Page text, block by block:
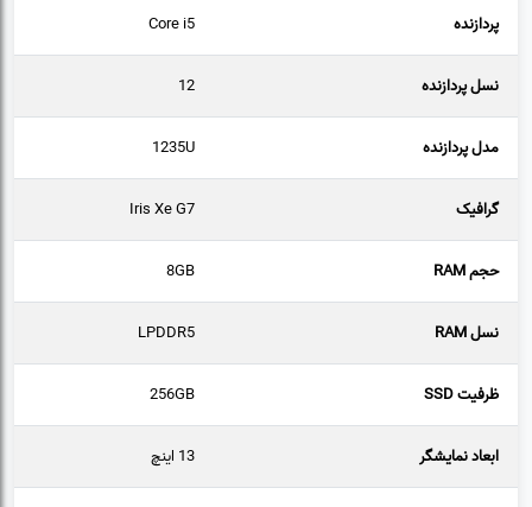
پردازنده Core i5
نسل پردازنده 12
مدل پردازنده 1235U
گرافیک Iris Xe G7
حجم RAM 8GB
نسل RAM LPDDR5
ظرفیت SSD 256GB
ابعاد نمایشگر 13 اینچ